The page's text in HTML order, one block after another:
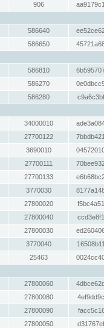
906
586640
586650
586810
586270
586280
34000010
27700122
3690010
27700111
27700133
3770030
27800020
27800040
27800030
3770040
25463
27800060
27800080
27800090
27800050